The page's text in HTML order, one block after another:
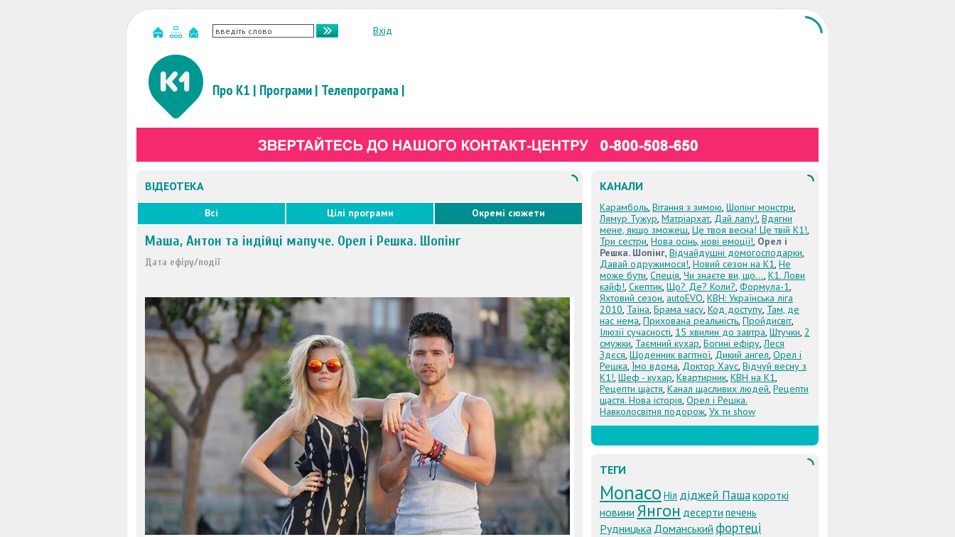
Вхід
Про К1 | Програми| Телепрограма|
ВІДЕОТЕКА
Всі Цілі програми Окремі сюжети
Маша, Антон та індійці мапуче. Орел і Решка. Шопінг
Дата ефіру/події
КАНАЛИ
Карамболь, Вітання з зимою, Шопінг монстри,
Лямур Тужур, Матріархат, Дай лапу!, Вдягни
мене, якщо зможеш, Це твоя весна! Це твій К1!,
Три сестри, Нова осінь, нові емоції!, Орел і
Решка. Шопінг, Відчайдушні домогосподарки,
Давай одружимося!, Новий сезон на К1, Не
може бути, Спеція, Чи знаєте ви, що..., К1. Лови
кайф!, Скептик, Що? Де? Коли?, Формула-1,
Яхтовий сезон, autoEVO, КВН: Українська ліга
2010, Таїна, Брама часу, Код доступу, Там, де
нас нема, Прихована реальність, Пройдисвіт,
Ілюзії сучасності, 15 хвилин до завтра, Штучки, 2
смужки, Таємний кухар, Богині ефіру,Леся
Здєся, Щоденник вагітної, Дикий ангел, Орел і
Решка, Їмо вдома, Доктор Хаус, Відчуй весну з
К1!, Шеф - кухар, Квартирник, КВН на К1,
Рецепти щастя, Канал щасливих людей, Рецепти
щастя. Нова історія, Орел і Решка.
Навколосвітня подорож, Ух ти show
ТЕГИ
Monaco Ніл діджей Пашакороткі
новини Янгон десерти печень
Рудницька Доманський фортеці